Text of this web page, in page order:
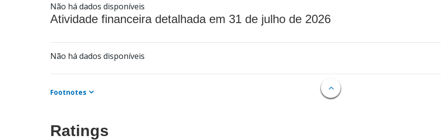
Não há dados disponíveis
Atividade financeira detalhada em 31 de julho de 2026
Não há dados disponíveis
Footnotes
Ratings